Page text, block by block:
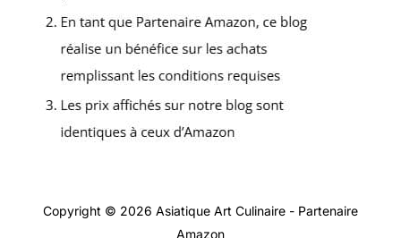
Copyright © 2026 Asiatique Art Culinaire - Partenaire
Amazon